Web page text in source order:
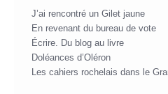
J’ai rencontré un Gilet jaune
En revenant du bureau de vote
Écrire. Du blog au livre
Doléances d’Oléron
Les cahiers rochelais dans le